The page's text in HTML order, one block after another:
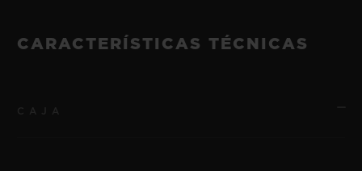
CARACTERÍSTICAS TÉCNICAS